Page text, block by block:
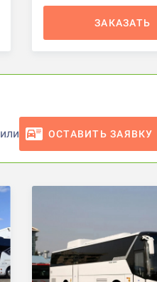
ЗАКАЗАТЬ
или ОСТАВИТЬ ЗАЯВКУ